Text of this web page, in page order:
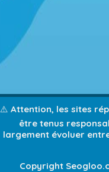
⚠️ Attention, les sites
être tenus
largement évoluer
Copyright